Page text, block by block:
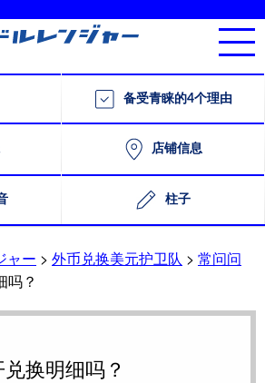
备受青睐的4个理由
店铺信息
柱子
ャー > 外币兑换美元护卫队 > 常问问
吗？
换明细吗？